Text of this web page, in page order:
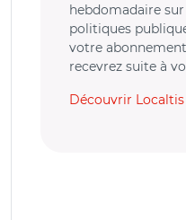
hebdomadaire
politiques
votre
recevrez suite à
Découvrir Localtis